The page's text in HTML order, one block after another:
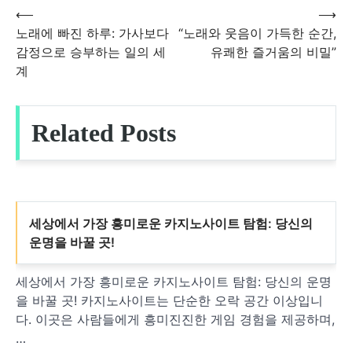
글
색
⟵
노래에 빠진 하루: 가사보다
감정으로 승부하는 일의 세
계
“노래와 웃음이 가득한 순간,
유쾌한 즐거움의 비밀”
⟶
Related Posts
세상에서 가장 흥미로운 카지노사이트 탐험: 당신의
운명을 바꿀 곳!
세상에서 가장 흥미로운 카지노사이트 탐험: 당신의 운명
을 바꿀 곳! 카지노사이트는 단순한 오락 공간 이상입니
다. 이곳은 사람들에게 흥미진진한 게임 경험을 제공하며,
…